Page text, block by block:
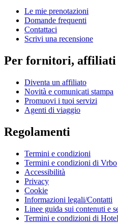
Le mie prenotazioni
Domande frequenti
Contattaci
Scrivi una recensione
Per fornitori, affiliati
Diventa un affiliato
Novità e comunicati stampa
Promuovi i tuoi servizi
Agenti di viaggio
Regolamenti
Termini e condizioni
Termini e condizioni di Vrbo
Accessibilità
Privacy
Cookie
Informazioni legali/Contatti
Linee guida sui contenuti e
Termini e condizioni di